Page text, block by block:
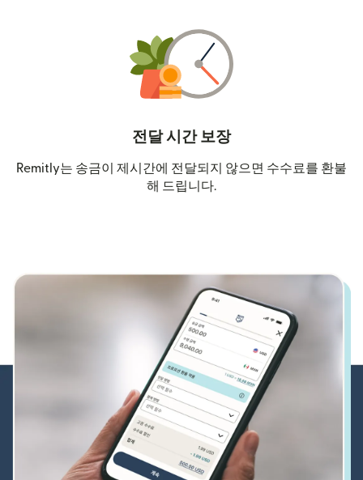
전달 시간 보장
Remitly는 송금이 제시간에 전달되지 않으면 수수료를 환불
해 드립니다.